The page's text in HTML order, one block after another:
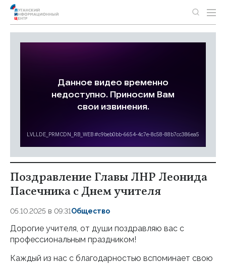
Поздравление Главы ЛНР Леонида
Пасечника с Днем учителя
05.10.2025 в 09:31Общество
Дорогие учителя, от души поздравляю вас с
профессиональным праздником!
Каждый из нас с благодарностью вспоминает свою